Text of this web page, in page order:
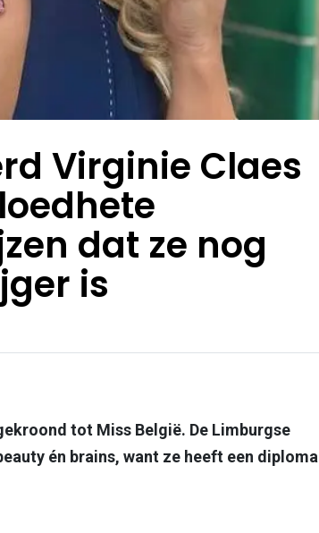
Virginie Claes
dat ze nog
is
tot Miss België. De Limburgse
én brains, want ze heeft een diploma